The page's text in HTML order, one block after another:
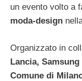
un evento volto a
moda-design
Organizzato in
Lancia,
Comune di